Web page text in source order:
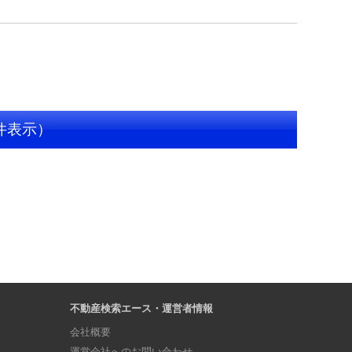
表示）
不動産検索エース・運営者情報
会社概要